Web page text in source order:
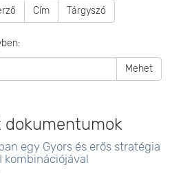
Cím Tárgyszó
Mehet
dokumentumok
egy Gyors és erős stratégia
kombinációjával